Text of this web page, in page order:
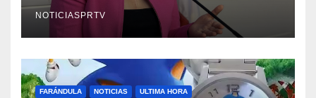
NOTICIASPRTV
FARÁNDULA NOTICIAS ULTIMA HORA